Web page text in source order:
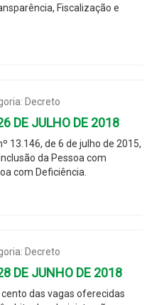
Fiscalização e
Decreto
DE JULHO DE 2018
13.146, de 6 de julho de 2015,
da Pessoa com
com Deficiência.
Decreto
DE JUNHO DE 2018
das vagas oferecidas